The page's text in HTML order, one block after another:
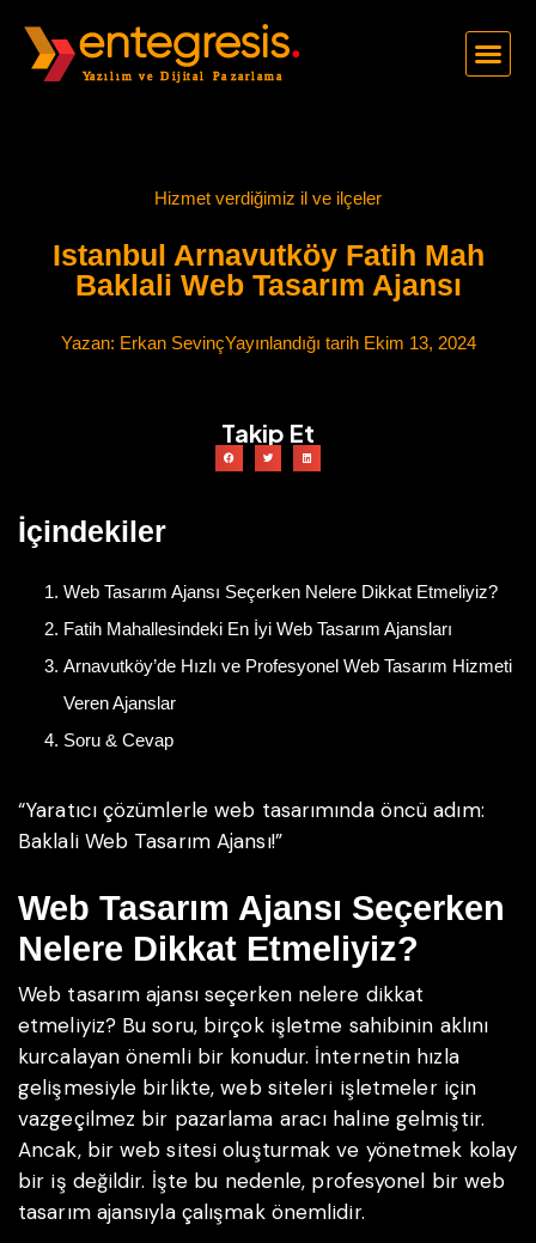
Hizmet verdiğimiz il ve ilçeler
Istanbul Arnavutköy Fatih Mah
Baklali Web Tasarım Ajansı
Yazan: Erkan SevinçYayınlandığı tarihEkim 13, 2024
Takip Et
İçindekiler
Web Tasarım Ajansı Seçerken Nelere Dikkat Etmeliyiz?
Fatih Mahallesindeki En İyi Web Tasarım Ajansları
Arnavutköy’de Hızlı ve Profesyonel Web Tasarım Hizmeti
Veren Ajanslar
Soru & Cevap
“Yaratıcı çözümlerle web tasarımında öncü adım:
Baklali Web Tasarım Ajansı!”
Web Tasarım Ajansı Seçerken
Nelere Dikkat Etmeliyiz?
Web tasarım ajansı seçerken nelere dikkat
etmeliyiz? Bu soru, birçok işletme sahibinin aklını
kurcalayan önemli bir konudur. İnternetin hızla
gelişmesiyle birlikte, web siteleri işletmeler için
vazgeçilmez bir pazarlama aracı haline gelmiştir.
Ancak, bir web sitesi oluşturmak ve yönetmek kolay
bir iş değildir. İşte bu nedenle, profesyonel bir web
tasarım ajansıyla çalışmak önemlidir.